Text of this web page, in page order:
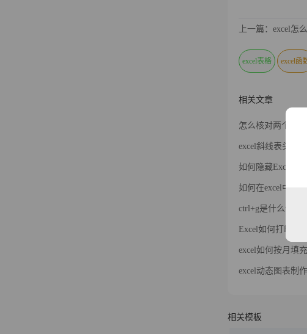
上一篇：excel怎
excel表格 excel函
相关文章
怎么核对两个表
excel斜线表头怎么
如何隐藏Excel表
如何在excel中输
ctrl+g是什么快捷键
Excel如何打印选
excel如何按月填充
excel动态图表制作
相关模板